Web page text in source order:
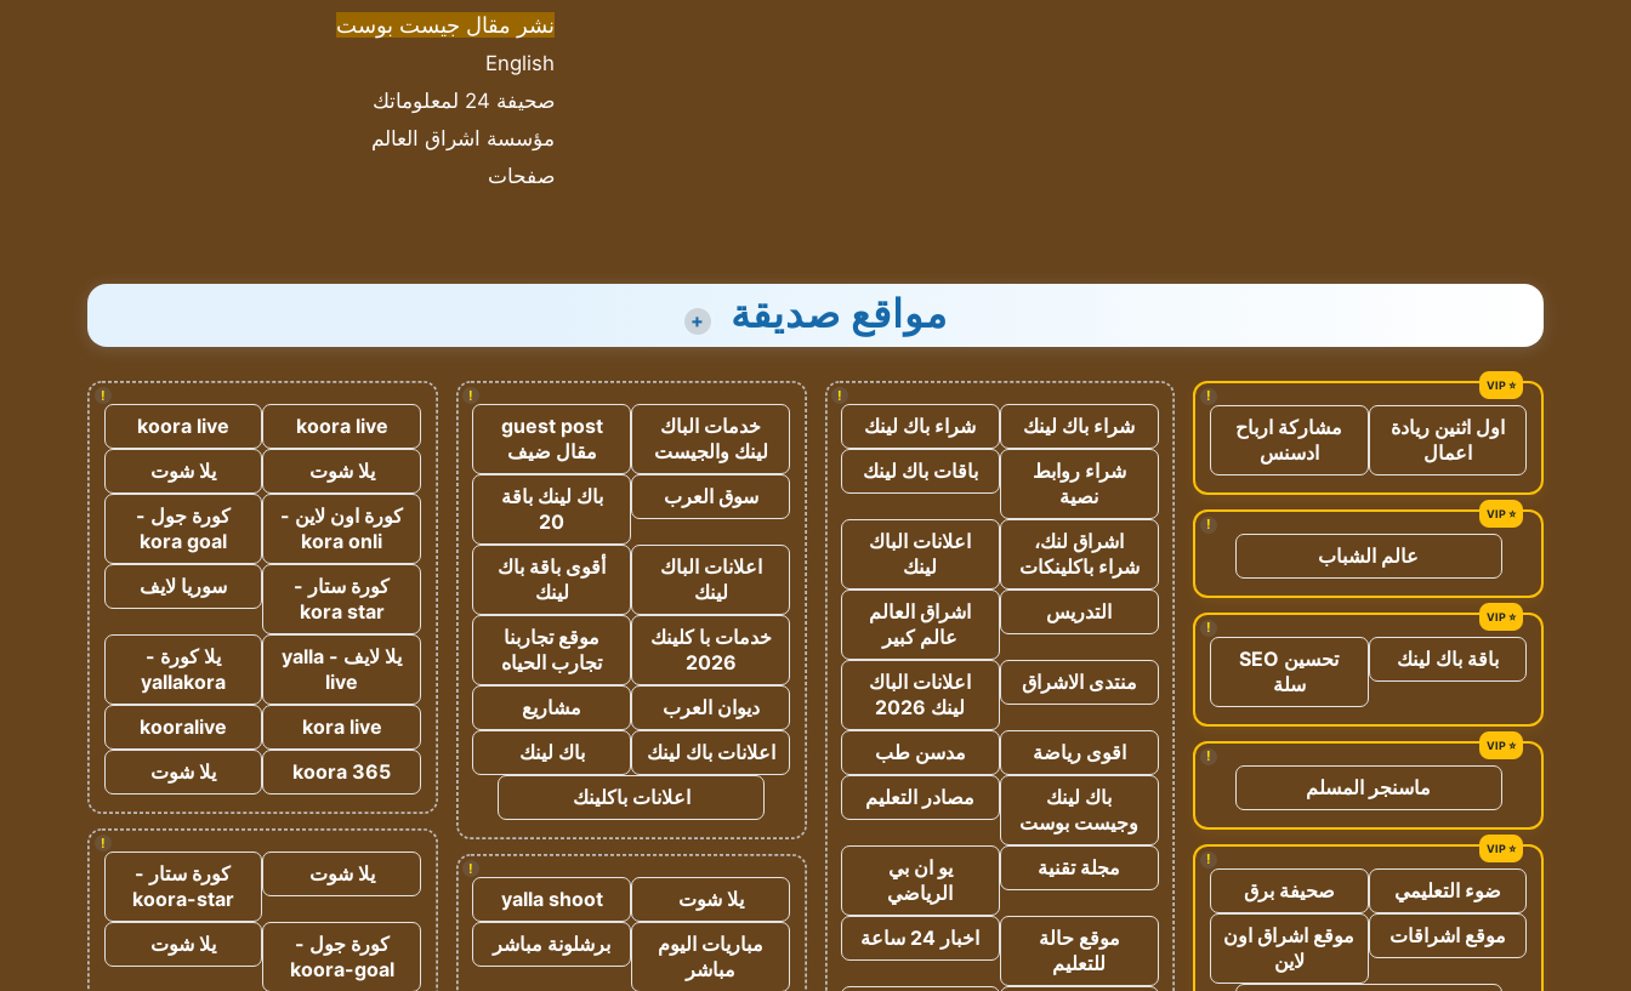
نشر مقال جيست بوست
English
صحيفة 24 لمعلوماتك
مؤسسة اشراق العالم
صفحات
مواقع صديقة +
!
اول اثنين ريادة
اعمال
مشاركة ارباح
ادسنس
!
عالم الشباب
!
باقة باك لينك
تحسين SEO
سلة
!
ماسنجر المسلم
!
ضوء التعليمي
صحيفة برق
موقع اشراقات
موقع اشراق اون
لاين
!
شراء باك لينك
شراء باك لينك
شراء روابط
نصية
باقات باك لينك
اشراق لنك،
شراء باكلينكات
اعلانات الباك
لينك
التدريس
اشراق العالم
عالم كبير
منتدى الاشراق
اعلانات الباك
لينك 2026
اقوى رياضة
مدسن طب
باك لينك
وجيست بوست
مصادر التعليم
مجلة تقنية
يو ان بي
الرياضي
موقع حالة
للتعليم
اخبار 24 ساعة
!
خدمات الباك
لينك والجيست
guest post
مقال ضيف
سوق العرب
باك لينك باقة
20
اعلانات الباك
لينك
أقوى باقة باك
لينك
خدمات با كلينك
2026
موقع تجاربنا
تجارب الحياه
ديوان العرب
مشاريع
اعلانات باك لينك
باك لينك
اعلانات باكلينك
!
يلا شوت
yalla shoot
مباريات اليوم
مباشر
برشلونة مباشر
!
koora live
koora live
يلا شوت
يلا شوت
كورة اون لاين -
kora onli
كورة جول -
kora goal
كورة ستار -
kora star
سوريا لايف
يلا لايف - yalla
live
يلا كورة -
yallakora
kora live
kooralive
koora 365
يلا شوت
!
يلا شوت
كورة ستار -
koora-star
كورة جول -
koora-goal
يلا شوت